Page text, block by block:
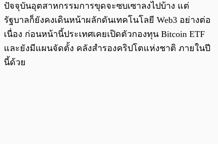
ปัจจุบันอุตสาหกรรมการขุดจะซบเซาลงไปบ้าง แต่
รัฐบาลก็ยังคงเดินหน้าผลักดันเทคโนโลยี Web3 อย่างต่อ
เนื่อง ก่อนหน้านี้ประเทศเคยเปิดตัวกองทุน Bitcoin ETF
และยังมีแผนจัดตั้ง คลังสำรองคริปโตแห่งชาติ ภายในปี
นี้ด้วย